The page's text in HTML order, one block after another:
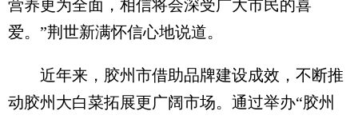
营养更为全面，相信将会深受广大市民的喜
爱。”荆世新满怀信心地说道。
近年来，胶州市借助品牌建设成效，不断推
动胶州大白菜拓展更广阔市场。通过举办“胶州